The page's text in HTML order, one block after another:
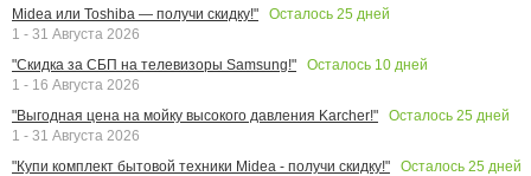
Midea или Toshiba — получи скидку!"
Осталось 25 дней
1 - 31 Августа 2026
"Скидка за СБП на телевизоры Samsung!"
Осталось 10 дней
1 - 16 Августа 2026
"Выгодная цена на мойку высокого давления Karcher!"
Осталось 25 дней
1 - 31 Августа 2026
"Купи комплект бытовой техники Midea - получи скидку!"
Осталось 25 дней